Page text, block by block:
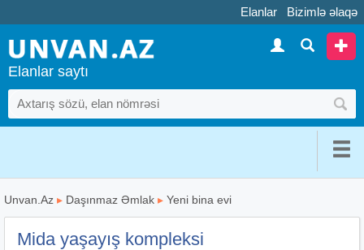
Elanlar Bizimlə əlaqə
Elanlar saytı
Unvan.Az ▸ Daşınmaz Əmlak ▸ Yeni bina evi
Mida yaşayış kompleksi